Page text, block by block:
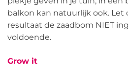
balkon kan natuurlijk ook. Let
resultaat de zaadbom NIET
voldoende.
Grow it